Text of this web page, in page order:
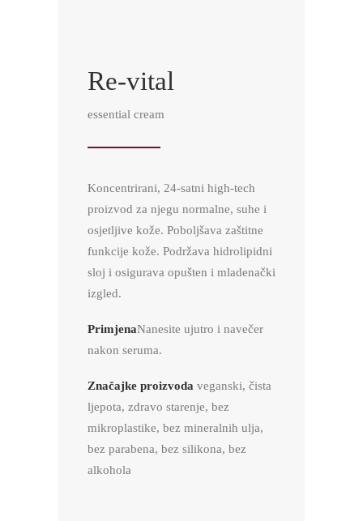
Re-vital
essential cream
Koncentrirani, 24-satni high-tech
proizvod za njegu normalne, suhe i
osjetljive kože. Poboljšava zaštitne
funkcije kože. Podržava hidrolipidni
sloj i osigurava opušten i mladenački
izgled.
PrimjenaNanesite ujutro i navečer
nakon seruma.
Značajke proizvoda veganski, čista
ljepota, zdravo starenje, bez
mikroplastike, bez mineralnih ulja,
bez parabena, bez silikona, bez
alkohola